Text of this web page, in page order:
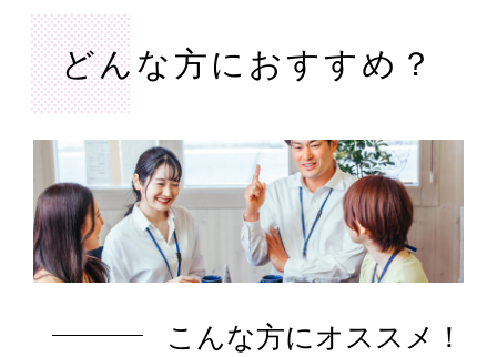
どんな方におすすめ？
こんな方にオススメ！